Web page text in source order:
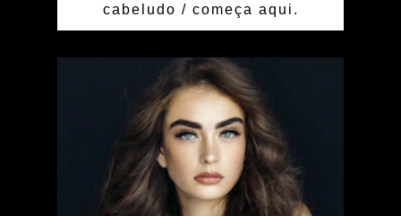
cabeludo / começa aqui.